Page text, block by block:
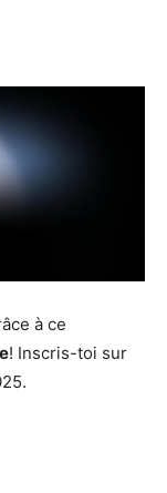
à ce
! Inscris-toi sur